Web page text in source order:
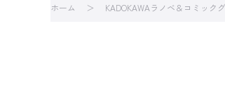
ホーム
KADOKAWAラノベ＆コミック